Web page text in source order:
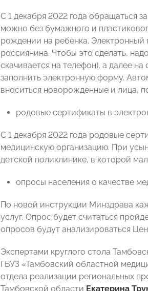
С 1 декабря 2022 года обращаться
можно без бумажного и
рождении на ребенка.
россиянина. Чтобы это сделать,
скачивается на телефон), а далее
заполнить электронную форму.
вноситься новорожденные и лица,
родовые сертификаты в
С 1 декабря 2022 года родовые
медицинскую организацию. При
детской поликлинике, в которой
опросы населения о качестве
По новой инструкции Минздрава
услуг. Опрос будет считаться
опросов будут анализироваться
Экспертами круглого стола
ГБУЗ «Тамбовский областной
отдела реализации региональных
Тамбовской области Екатерина